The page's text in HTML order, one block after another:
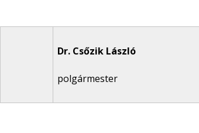
Dr. Csőzik László
polgármester